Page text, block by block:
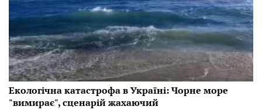
Екологічна катастрофа в Україні: Чорне море
"вимирає", сценарій жахаючий